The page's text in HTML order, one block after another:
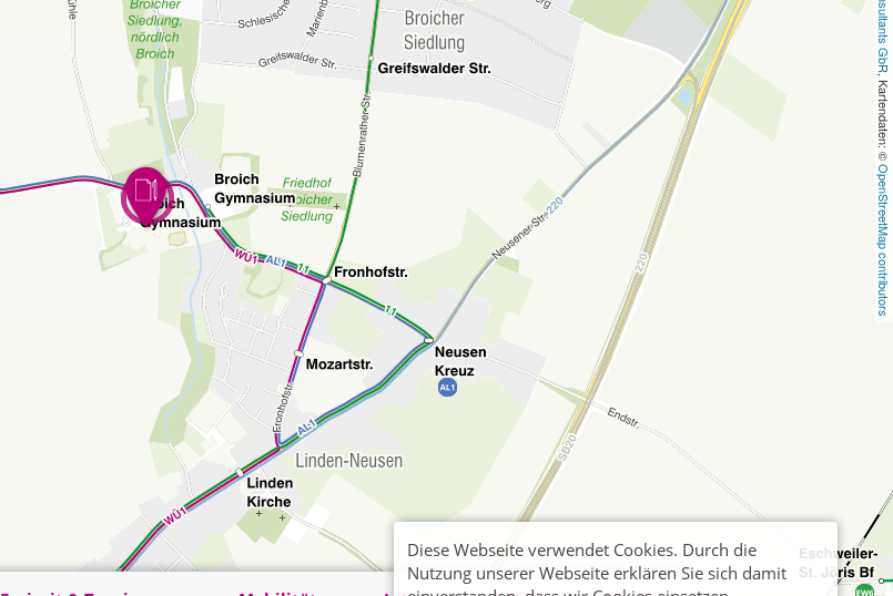
, Kartendaten: ©
OpenStreetMap contributors
Diese Webseite verwendet Cookies. Durch die
Nutzung unserer Webseite erklären Sie sich damit